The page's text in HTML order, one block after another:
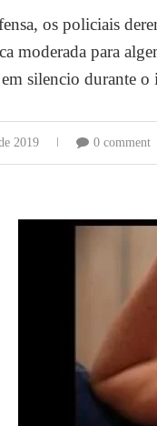
os policiais
moderada para
em silencio durante
2019 0 comment